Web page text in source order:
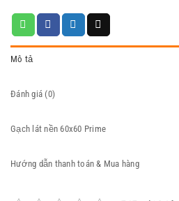
Mô tả
Đánh giá (0)
Gạch lát nền 60x60 Prime
Hướng dẫn thanh toán & Mua hàng